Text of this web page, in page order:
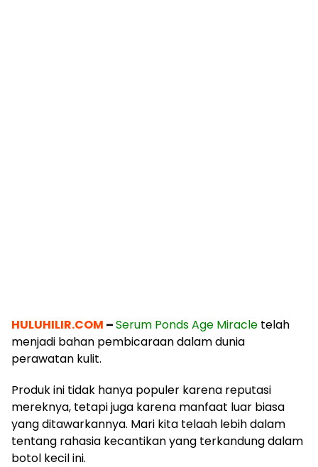
HULUHILIR.COM –Serum Ponds Age Miracle telah
menjadi bahan pembicaraan dalam dunia
perawatan kulit.
Produk ini tidak hanya populer karena reputasi
mereknya, tetapi juga karena manfaat luar biasa
yang ditawarkannya. Mari kita telaah lebih dalam
tentang rahasia kecantikan yang terkandung dalam
botol kecil ini.